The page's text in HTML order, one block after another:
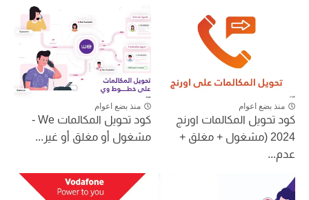
منذ بضع اعوام
كود تحويل المكالمات اورنج
2024 (مشغول + مغلق +
عدم...
منذ بضع اعوام
كود تحويل المكالمات We -
مشغول أو مغلق أو غير...